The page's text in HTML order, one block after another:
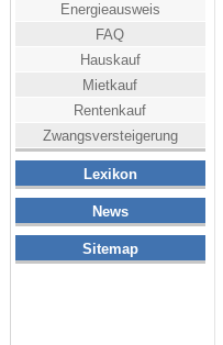
Energieausweis
FAQ
Hauskauf
Mietkauf
Rentenkauf
Zwangsversteigerung
Lexikon
News
Sitemap